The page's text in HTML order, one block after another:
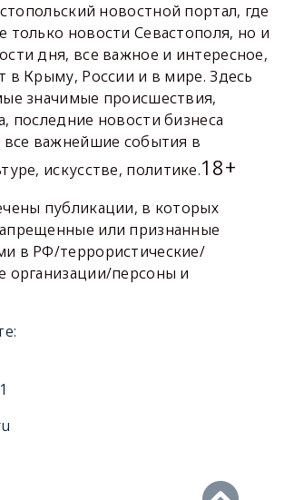
новостной портал, где
только новости Севастополя, но и
дня, все важное и интересное,
в Крыму, России и в мире. Здесь
значимые происшествия,
последние новости бизнеса
важнейшие события в
искусстве, политике.18+
публикации, в которых
или признанные
в РФ/террористические/
организации/персоны и